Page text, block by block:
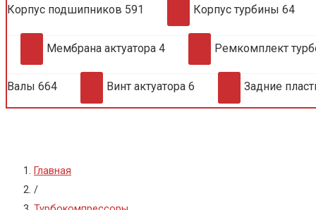
Корпус подшипников 591 Корпус турбины 64
Мембрана актуатора 4 Ремкомплект
Валы 664 Винт актуатора 6 Задние
Главная
/